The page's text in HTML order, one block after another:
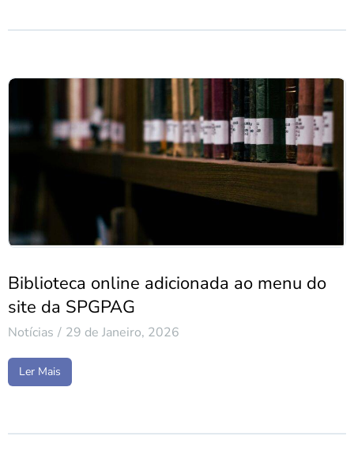
Biblioteca online adicionada ao menu do
site da SPGPAG
Notícias 29 de Janeiro, 2026
Ler Mais